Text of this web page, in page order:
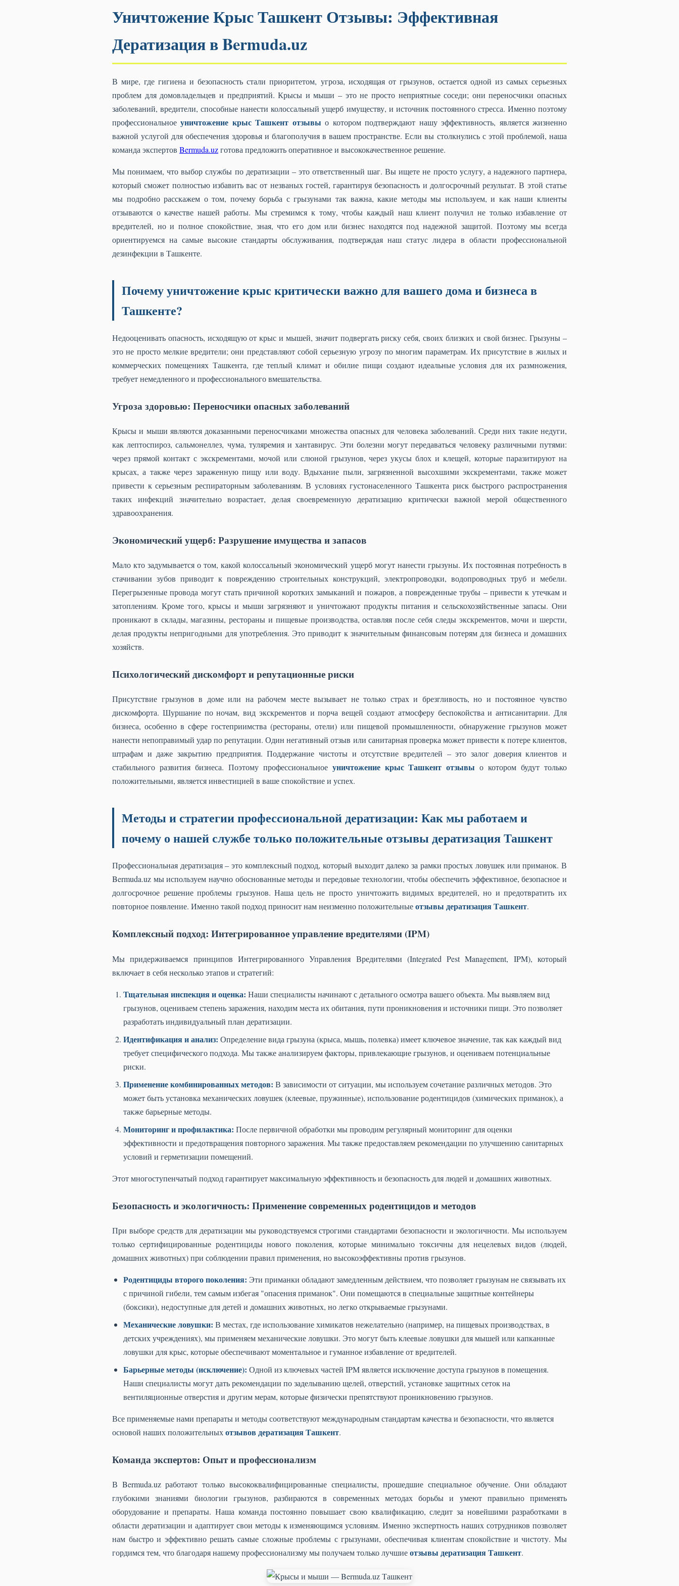
Уничтожение Крыс Ташкент Отзывы: Эффективная
Дератизация в Bermuda.uz
В мире, где гигиена и безопасность стали приоритетом, угроза, исходящая от грызунов, остается одной из самых серьезных
проблем для домовладельцев и предприятий. Крысы и мыши – это не просто неприятные соседи; они переносчики опасных
заболеваний, вредители, способные нанести колоссальный ущерб имуществу, и источник постоянного стресса. Именно поэтому
профессиональноеуничтожение крыс Ташкент отзывы о котором подтверждают нашу эффективность, является жизненно
важной услугой для обеспечения здоровья и благополучия в вашем пространстве. Если вы столкнулись с этой проблемой, наша
команда экспертов Bermuda.uzготова предложить оперативное и высококачественное решение.
Мы понимаем, что выбор службы по дератизации – это ответственный шаг. Вы ищете не просто услугу, а надежного партнера,
который сможет полностью избавить вас от незваных гостей, гарантируя безопасность и долгосрочный результат. В этой статье
мы подробно расскажем о том, почему борьба с грызунами так важна, какие методы мы используем, и как наши клиенты
отзываются о качестве нашей работы. Мы стремимся к тому, чтобы каждый наш клиент получил не только избавление от
вредителей, но и полное спокойствие, зная, что его дом или бизнес находятся под надежной защитой. Поэтому мы всегда
ориентируемся на самые высокие стандарты обслуживания, подтверждая наш статус лидера в области профессиональной
дезинфекции в Ташкенте.
Почему уничтожение крыс критически важно для вашего дома и бизнеса в
Ташкенте?
Недооценивать опасность, исходящую от крыс и мышей, значит подвергать риску себя, своих близких и свой бизнес. Грызуны –
это не просто мелкие вредители; они представляют собой серьезную угрозу по многим параметрам. Их присутствие в жилых и
коммерческих помещениях Ташкента, где теплый климат и обилие пищи создают идеальные условия для их размножения,
требует немедленного и профессионального вмешательства.
Угроза здоровью: Переносчики опасных заболеваний
Крысы и мыши являются доказанными переносчиками множества опасных для человека заболеваний. Среди них такие недуги,
как лептоспироз, сальмонеллез, чума, туляремия и хантавирус. Эти болезни могут передаваться человеку различными путями:
через прямой контакт с экскрементами, мочой или слюной грызунов, через укусы блох и клещей, которые паразитируют на
крысах, а также через зараженную пищу или воду. Вдыхание пыли, загрязненной высохшими экскрементами, также может
привести к серьезным респираторным заболеваниям. В условиях густонаселенного Ташкента риск быстрого распространения
таких инфекций значительно возрастает, делая своевременную дератизацию критически важной мерой общественного
здравоохранения.
Экономический ущерб: Разрушение имущества и запасов
Мало кто задумывается о том, какой колоссальный экономический ущерб могут нанести грызуны. Их постоянная потребность в
стачивании зубов приводит к повреждению строительных конструкций, электропроводки, водопроводных труб и мебели.
Перегрызенные провода могут стать причиной коротких замыканий и пожаров, а поврежденные трубы – привести к утечкам и
затоплениям. Кроме того, крысы и мыши загрязняют и уничтожают продукты питания и сельскохозяйственные запасы. Они
проникают в склады, магазины, рестораны и пищевые производства, оставляя после себя следы экскрементов, мочи и шерсти,
делая продукты непригодными для употребления. Это приводит к значительным финансовым потерям для бизнеса и домашних
хозяйств.
Психологический дискомфорт и репутационные риски
Присутствие грызунов в доме или на рабочем месте вызывает не только страх и брезгливость, но и постоянное чувство
дискомфорта. Шуршание по ночам, вид экскрементов и порча вещей создают атмосферу беспокойства и антисанитарии. Для
бизнеса, особенно в сфере гостеприимства (рестораны, отели) или пищевой промышленности, обнаружение грызунов может
нанести непоправимый удар по репутации. Один негативный отзыв или санитарная проверка может привести к потере клиентов,
штрафам и даже закрытию предприятия. Поддержание чистоты и отсутствие вредителей – это залог доверия клиентов и
стабильного развития бизнеса. Поэтому профессиональное уничтожение крыс Ташкент отзывы о котором будут только
положительными, является инвестицией в ваше спокойствие и успех.
Методы и стратегии профессиональной дератизации: Как мы работаем и
почему о нашей службе только положительные отзывы дератизация Ташкент
Профессиональная дератизация – это комплексный подход, который выходит далеко за рамки простых ловушек или приманок. В
Bermuda.uz мы используем научно обоснованные методы и передовые технологии, чтобы обеспечить эффективное, безопасное и
долгосрочное решение проблемы грызунов. Наша цель не просто уничтожить видимых вредителей, но и предотвратить их
повторное появление. Именно такой подход приносит нам неизменно положительныеотзывы дератизация Ташкент.
Комплексный подход: Интегрированное управление вредителями (IPM)
Мы придерживаемся принципов Интегрированного Управления Вредителями (Integrated Pest Management, IPM), который
включает в себя несколько этапов и стратегий:
Тщательная инспекция и оценка: Наши специалисты начинают с детального осмотра вашего объекта. Мы выявляем вид
грызунов, оцениваем степень заражения, находим места их обитания, пути проникновения и источники пищи. Это позволяет
разработать индивидуальный план дератизации.
Идентификация и анализ: Определение вида грызуна (крыса, мышь, полевка) имеет ключевое значение, так как каждый вид
требует специфического подхода. Мы также анализируем факторы, привлекающие грызунов, и оцениваем потенциальные
риски.
Применение комбинированных методов: В зависимости от ситуации, мы используем сочетание различных методов. Это
может быть установка механических ловушек (клеевые, пружинные), использование родентицидов (химических приманок), а
также барьерные методы.
Мониторинг и профилактика: После первичной обработки мы проводим регулярный мониторинг для оценки
эффективности и предотвращения повторного заражения. Мы также предоставляем рекомендации по улучшению санитарных
условий и герметизации помещений.
Этот многоступенчатый подход гарантирует максимальную эффективность и безопасность для людей и домашних животных.
Безопасность и экологичность: Применение современных родентицидов и методов
При выборе средств для дератизации мы руководствуемся строгими стандартами безопасности и экологичности. Мы используем
только сертифицированные родентициды нового поколения, которые минимально токсичны для нецелевых видов (людей,
домашних животных) при соблюдении правил применения, но высокоэффективны против грызунов.
Родентициды второго поколения: Эти приманки обладают замедленным действием, что позволяет грызунам не связывать их
с причиной гибели, тем самым избегая "опасения приманок". Они помещаются в специальные защитные контейнеры
(боксики), недоступные для детей и домашних животных, но легко открываемые грызунами.
Механические ловушки: В местах, где использование химикатов нежелательно (например, на пищевых производствах, в
детских учреждениях), мы применяем механические ловушки. Это могут быть клеевые ловушки для мышей или капканные
ловушки для крыс, которые обеспечивают моментальное и гуманное избавление от вредителей.
Барьерные методы (исключение): Одной из ключевых частей IPM является исключение доступа грызунов в помещения.
Наши специалисты могут дать рекомендации по заделыванию щелей, отверстий, установке защитных сеток на
вентиляционные отверстия и другим мерам, которые физически препятствуют проникновению грызунов.
Все применяемые нами препараты и методы соответствуют международным стандартам качества и безопасности, что является
основой наших положительныхотзывов дератизация Ташкент.
Команда экспертов: Опыт и профессионализм
В Bermuda.uz работают только высококвалифицированные специалисты, прошедшие специальное обучение. Они обладают
глубокими знаниями биологии грызунов, разбираются в современных методах борьбы и умеют правильно применять
оборудование и препараты. Наша команда постоянно повышает свою квалификацию, следит за новейшими разработками в
области дератизации и адаптирует свои методы к изменяющимся условиям. Именно экспертность наших сотрудников позволяет
нам быстро и эффективно решать самые сложные проблемы с грызунами, обеспечивая клиентам спокойствие и чистоту. Мы
гордимся тем, что благодаря нашему профессионализму мы получаем только лучшиеотзывы дератизация Ташкент.